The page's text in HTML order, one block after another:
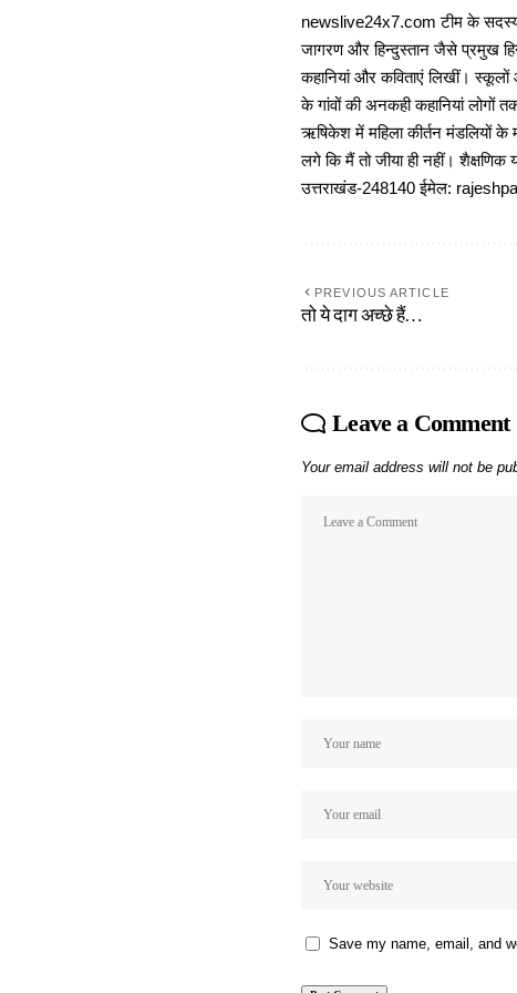
newslive24x7.com टीम के सदस्य
जागरण और हिन्दुस्तान जैसे प्रमुख
कहानियां और कविताएं लिखीं।
के गांवों की अनकही कहानियां
ऋषिकेश में महिला कीर्तन मंडलियों के
लगे कि मैं तो जीया ही नहीं। शैक्षणिक
उत्तराखंड-248140 ईमेल:
PREVIOUS ARTICLE
तो ये दाग अच्छे हैं…
Leave a Comment
Your email address will not be
Save my name, email, and